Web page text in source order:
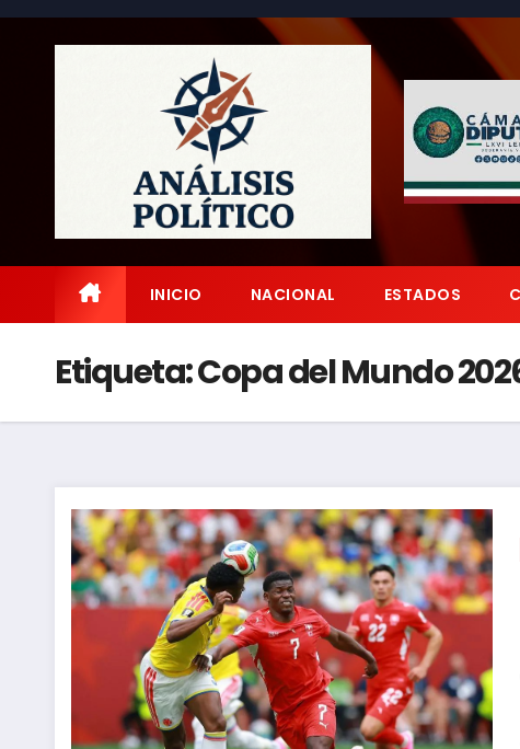
Saltar
INICIO NACIONAL ESTADOS
Etiqueta:Copa del Mundo